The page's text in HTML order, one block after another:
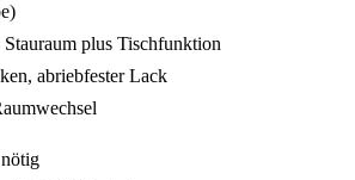
plus Tischfunktion
abriebfester Lack